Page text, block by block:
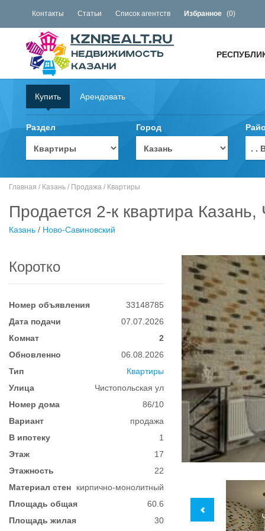
Контакты Статьи Список агентств Избранное (0)
Купить Арендовать
Раздел Город
. .
Главная / Казань / Продажа / Квартиры
Продается 2-к квартира
Казань / Ново-Савиновский
Коротко
Номер объявления
33148785
Дата подачи
07.07.2026
Комнат
2
Обновленно
06.08.2026
Тип
Квартиры
Улица
Чистопольская ул
Номер дома
86/10
Вариант
продажа
В ипотеку
1
Этаж
17
Этажность
22
Материал стен
кирпично-монолитный
Площадь общая
60.6
Площадь жилая
30